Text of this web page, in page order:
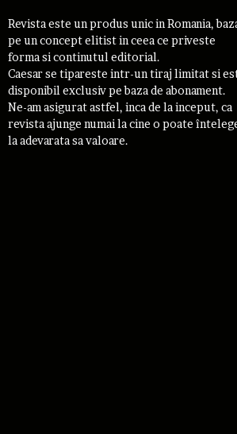
Revista este un produs unic in Romania,
pe un concept elitist in ceea ce priveste
forma si continutul editorial.
Caesar se tipareste intr-un tiraj limitat si
disponibil exclusiv pe baza de abonament.
Ne-am asigurat astfel, inca de la inceput, ca
revista ajunge numai la cine o poate
la adevarata sa valoare.